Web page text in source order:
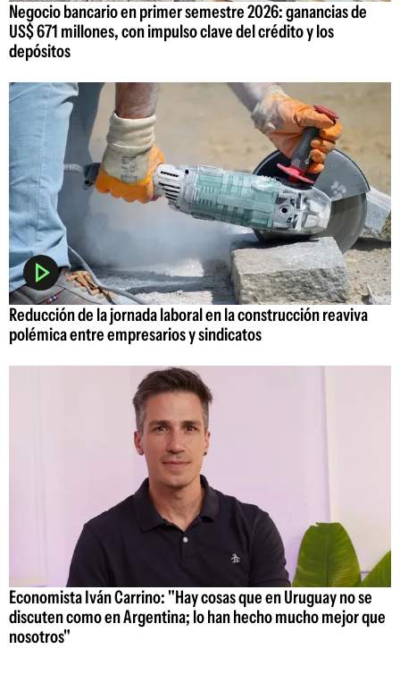
Negocio bancario en primer semestre 2026: ganancias de
US$ 671 millones, con impulso clave del crédito y los
depósitos
Reducción de la jornada laboral en la construcción reaviva
polémica entre empresarios y sindicatos
Economista Iván Carrino: "Hay cosas que en Uruguay no se
discuten como en Argentina; lo han hecho mucho mejor que
nosotros"